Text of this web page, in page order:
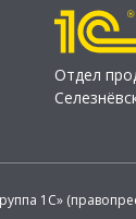
Отдел
1С»